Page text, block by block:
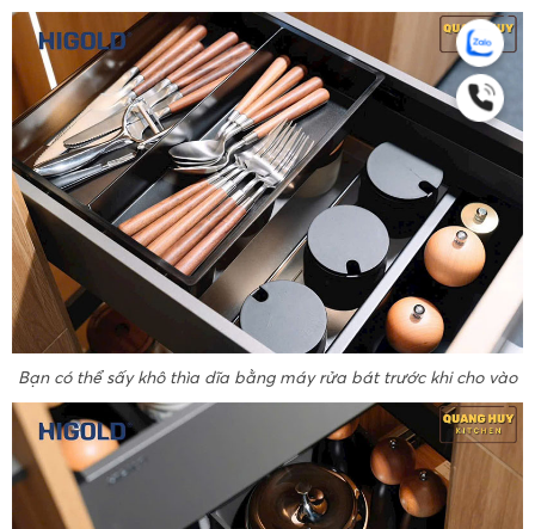
Bạn có thể sấy khô thìa dĩa bằng máy rửa bát trước khi cho vào